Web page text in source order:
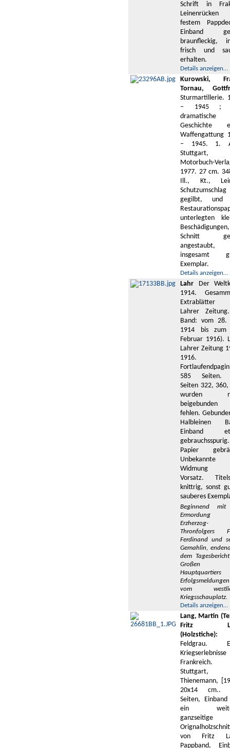
Schrift in
festem
Einband
braunfleckig,
frisch und
erhalten.
Details anzeigen…
Kurowski,
Tornau,
Sturmartillerie.
– 1945 ;
dramatische
Geschichte
Waffengattung
– 1945. 1.
Stuttgart,
Motorbuch-
1977. 27 cm.
Ill., Kt.,
Schutzumschlag
gegilbt, und
unterlegten
Beschädigungen,
Schnitt
angestaubt,
insgesamt
Exemplar.
Details anzeigen…
Lahr Der
1914.
Extrablätter
Lahrer
Band: vom 28.
1914 bis zum
Februar 1916).
Lahrer Zeitung
1916.
585 Seiten.
Seiten 322,
wurden
fehlen.
Halbleinen
Einband
gebrauchsspurig.
Papier
Unbekannte
Widmung
Vorsatz.
knittrig, sonst
sauberes
Beginnend mit
Ermordung
Erzherzog-
Thronfolgers
Ferdinand und
Gemahlin,
dem
Großen
Erfolgsmeldungen
vom
Kriegsschauplatz.
Details anzeigen…
Lang, Martin
Fritz
(Holzstiche):
Feldgrau.
Frankreich.
Stuttgart,
Thienemann,
20x14 cm..
Seiten, Einband
ein
ganzseitige
von Fritz
Pappband,